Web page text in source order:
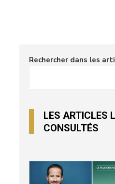
Rechercher dans les
LES ARTICLES
CONSULTÉS